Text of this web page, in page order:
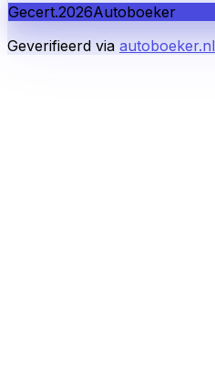
Gecert.2026Autoboeker
Geverifieerd via autoboeker.nl